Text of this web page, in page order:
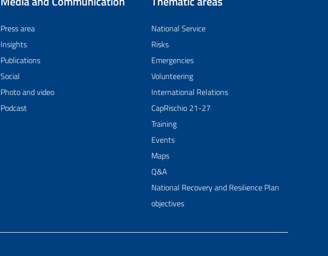
Press area
Insights
Publications
Social
Photo and video
Podcast
National Service
Risks
Emergencies
Volunteering
International Relations
CapRischio 21-27
Training
Events
Maps
Q&A
National Recovery and Resilience Plan
objectives